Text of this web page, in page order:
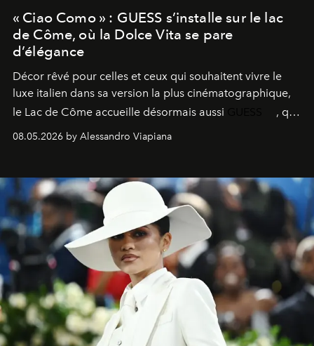
« Ciao Como » : GUESS s’installe sur le lac
de Côme, où la Dolce Vita se pare
d’élégance
Décor rêvé pour celles et ceux qui souhaitent vivre le
luxe italien dans sa version la plus cinématographique,
le Lac de Côme accueille désormais aussi
, qui
fragrances. L’une des opérations de style les plus
08.05.2026 by Alessandro Viapiana